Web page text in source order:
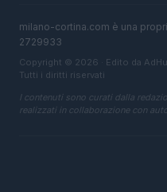
milano-cortina.com è una
2729933
Copyright © 2026 · Edito da
Tutti i diritti riservati
I contenuti sono curati dalla
realizzati in collaborazione con